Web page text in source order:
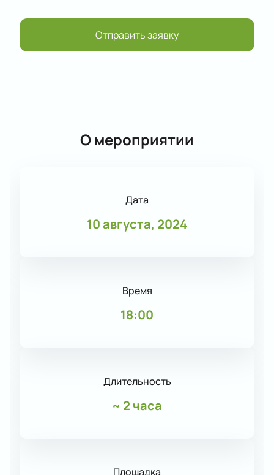
Отправить заявку
О мероприятии
Дата
10 августа, 2024
Время
18:00
Длительность
~ 2 часа
Площадка